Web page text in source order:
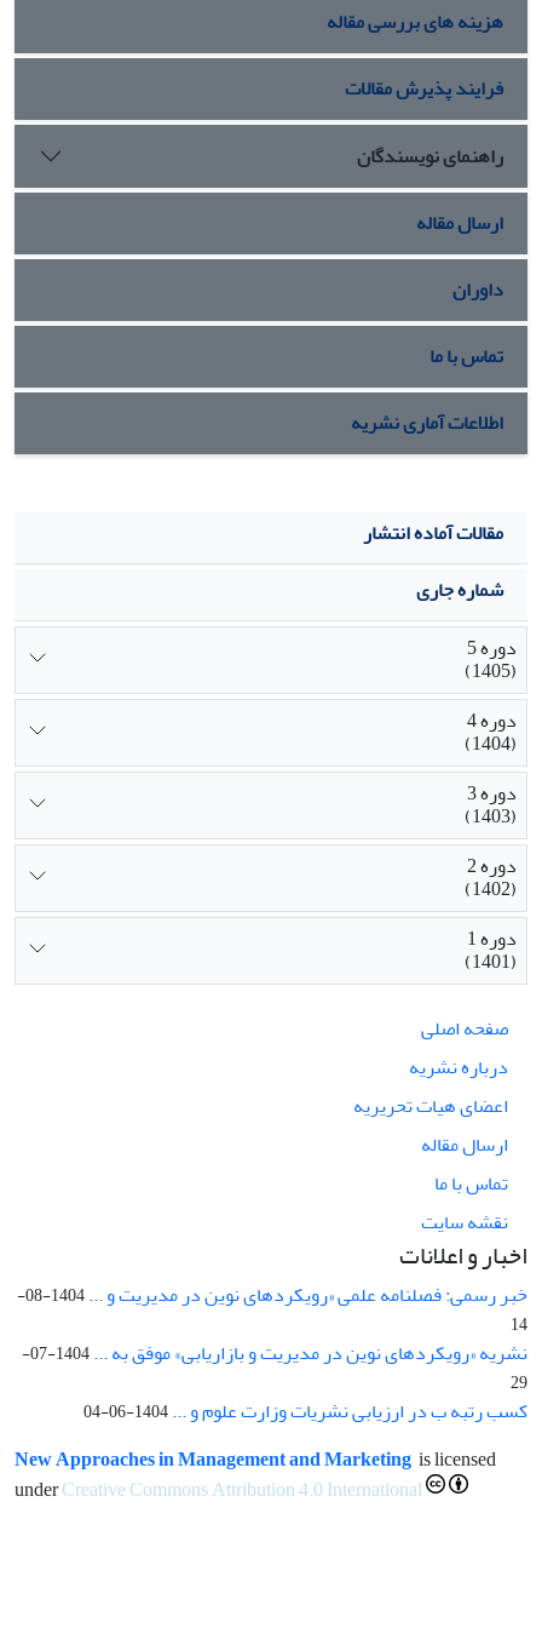
هزینه های بررسی مقاله
فرایند پذیرش مقالات
راهنمای نویسندگان
ارسال مقاله
داوران
تماس با ما
اطلاعات آماری نشریه
مقالات آماده انتشار
شماره جاری
دوره 5
(1405)
دوره 4
(1404)
دوره 3
(1403)
دوره 2
(1402)
دوره 1
(1401)
صفحه اصلی
درباره نشریه
اعضای هیات تحریریه
ارسال مقاله
تماس با ما
نقشه سایت
اخبار و اعلانات
خبر رسمی: فصلنامه علمی «رویکردهای نوین در مدیریت و ...
1404-08-
14
نشریه «رویکردهای نوین در مدیریت و بازاریابی» موفق به ...
1404-07-
29
کسب رتبه ب در ارزیابی نشریات وزارت علوم و ...1404-06-04
New Approaches in Management and Marketing is licensed
underCreative Commons Attribution 4.0 International